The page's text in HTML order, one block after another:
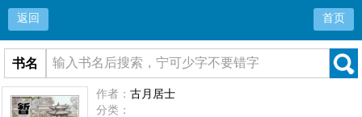
返回 首页
书名
作者：古月居士
分类：